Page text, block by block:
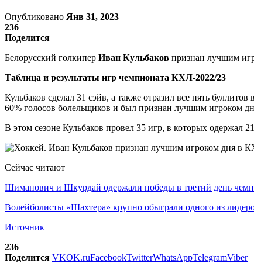
Опубликовано Янв 31, 2023
236
Поделится
Белорусский голкипер Иван Кульбаков признан лучшим
Таблица и результаты игр чемпионата КХЛ-2022/23
Кульбаков сделал 31 сэйв, а также отразил все пять
60% голосов болельщиков и был признан лучшим игроком
В этом сезоне Кульбаков провел 35 игр, в которых одержал
Сейчас читают
Шиманович и Шкурдай одержали победы в третий день
Волейболисты «Шахтера» крупно обыграли одного из
Источник
236
Поделится VKOK.ruFacebookTwitterWhatsAppTelegramViber